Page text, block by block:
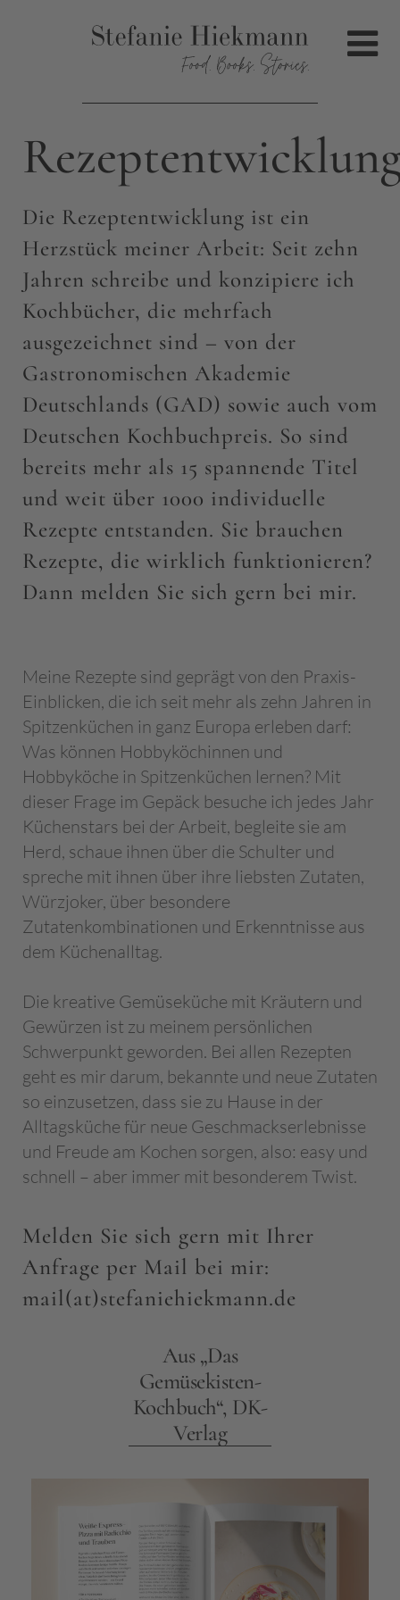
Die Rezeptentwicklung ist ein
Herzstück meiner Arbeit: Seit zehn
Jahren schreibe und konzipiere ich
Kochbücher, die mehrfach
ausgezeichnet sind – von der
Gastronomischen Akademie
Deutschlands (GAD) sowie auch vom
Deutschen Kochbuchpreis. So sind
bereits mehr als 15 spannende Titel
und weit über 1000 individuelle
Rezepte entstanden. Sie brauchen
Rezepte, die wirklich funktionieren?
Dann melden Sie sich gern bei mir.
Meine Rezepte sind geprägt von den Praxis-
Einblicken, die ich seit mehr als zehn Jahren in
Spitzenküchen in ganz Europa erleben darf:
Was können Hobbyköchinnen und
Hobbyköche in Spitzenküchen lernen? Mit
dieser Frage im Gepäck besuche ich jedes Jahr
Küchenstars bei der Arbeit, begleite sie am
Herd, schaue ihnen über die Schulter und
spreche mit ihnen über ihre liebsten Zutaten,
Würzjoker, über besondere
Zutatenkombinationen und Erkenntnisse aus
dem Küchenalltag.
Die kreative Gemüseküche mit Kräutern und
Gewürzen ist zu meinem persönlichen
Schwerpunkt geworden. Bei allen Rezepten
geht es mir darum, bekannte und neue Zutaten
so einzusetzen, dass sie zu Hause in der
Alltagsküche für neue Geschmackserlebnisse
und Freude am Kochen sorgen, also: easy und
schnell – aber immer mit besonderem Twist.
Melden Sie sich gern mit Ihrer
Anfrage per Mail bei mir:
mail(at)stefaniehiekmann.de
Aus „Das
Gemüsekisten-
Kochbuch“, DK-
Verlag